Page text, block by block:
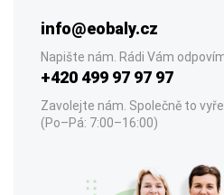
info@eobaly.cz
Napište nám. Rádi Vám
+420 499 97 97 97
Zavolejte nám. Společně to
(Po–Pá: 7:00–16:00)